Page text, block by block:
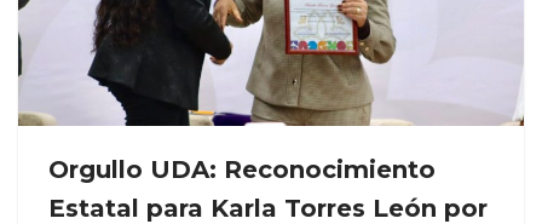
Orgullo UDA: Reconocimiento
Estatal para Karla Torres León por